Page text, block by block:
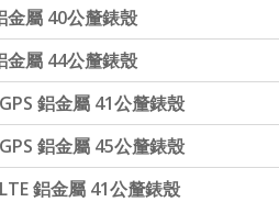
金屬 40公釐錶殼
金屬 44公釐錶殼
鋁金屬 41公釐錶殼
鋁金屬 45公釐錶殼
鋁金屬 41公釐錶殼